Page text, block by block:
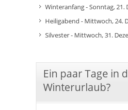
Winteranfang - Sonntag, 21.
Heiligabend - Mittwoch, 24.
Silvester - Mittwoch, 31.
Ein paar Tage in
Winterurlaub?